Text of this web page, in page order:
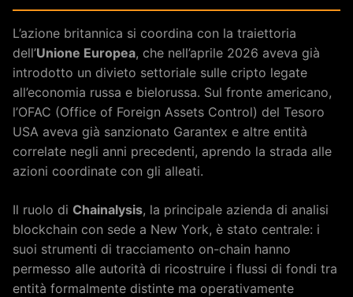
L’azione britannica si coordina con la traiettoria
dell’Unione Europea, che nell’aprile 2026 aveva già
introdotto un divieto settoriale sulle cripto legate
all’economia russa e bielorussa. Sul fronte americano,
l’OFAC (Office of Foreign Assets Control) del Tesoro
USA aveva già sanzionato Garantex e altre entità
correlate negli anni precedenti, aprendo la strada alle
azioni coordinate con gli alleati.
Il ruolo di Chainalysis, la principale azienda di analisi
blockchain con sede a New York, è stato centrale: i
suoi strumenti di tracciamento on-chain hanno
permesso alle autorità di ricostruire i flussi di fondi tra
entità formalmente distinte ma operativamente